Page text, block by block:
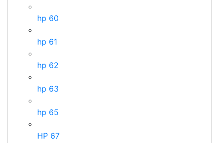
hp 60
hp 61
hp 62
hp 63
hp 65
HP 67